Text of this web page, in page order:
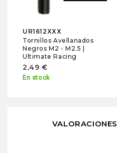
UR1612XXX
Tornillos Avellanados
Negros M2 - M2.5 |
Ultimate Racing
2,49 €
En stock
VALORACIONES